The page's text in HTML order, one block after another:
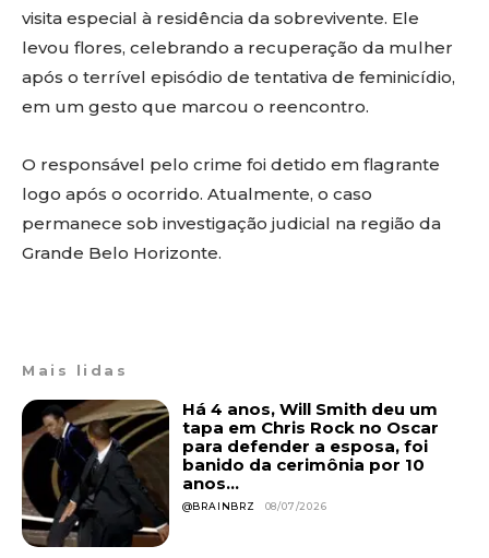
visita especial à residência da sobrevivente. Ele
levou flores, celebrando a recuperação da mulher
após o terrível episódio de tentativa de feminicídio,
em um gesto que marcou o reencontro.
O responsável pelo crime foi detido em flagrante
logo após o ocorrido. Atualmente, o caso
permanece sob investigação judicial na região da
Grande Belo Horizonte.
Mais lidas
Há 4 anos, Will Smith deu um
tapa em Chris Rock no Oscar
para defender a esposa, foi
banido da cerimônia por 10
anos...
@BRAINBRZ 08/07/2026